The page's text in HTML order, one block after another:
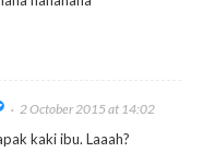
2 October 2015 at 14:02
kaki ibu. Laaah?